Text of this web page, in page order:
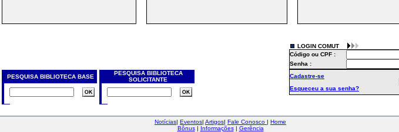
PESQUISA BIBLIOTECA BASE
PESQUISA BIBLIOTECA
SOLICITANTE
LOGIN COMUT
Código ou CPF :
Senha :
Cadastre-se
Esqueceu a sua senha?
Notícias| Eventos| Artigos| Fale Conosco | Home
Bônus| Informações| Gerência